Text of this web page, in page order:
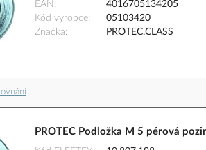
EAN
4016705134205
Kód výrobce
05103420
Značka
PROTEC.CLASS
PROTEC Podložka M 5 pérová